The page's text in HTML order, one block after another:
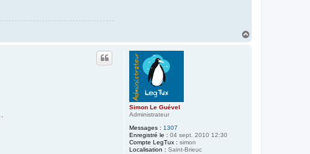
Simon Le Guével
Administrateur
Messages : 1307
Enregistré le : 04 sept. 2010 12:30
Compte LegTux : simon
Localisation : Saint-Brieuc